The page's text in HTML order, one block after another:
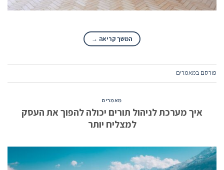
המשך קריאה →
פורסם במאמרים
מאמרים
איך מערכת לניהול תורים יכולה להפוך את העסק
למצליח יותר